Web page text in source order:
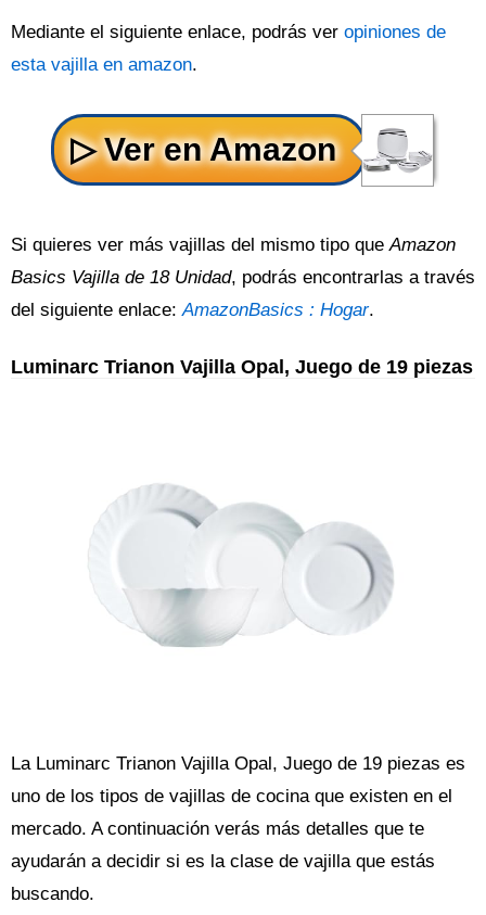
Mediante el siguiente enlace, podrás ver opiniones de
esta vajilla en amazon.
Si quieres ver más vajillas del mismo tipo queAmazon
Basics Vajilla de 18 Unidad, podrás encontrarlas a través
del siguiente enlace:AmazonBasics : Hogar.
Luminarc Trianon Vajilla Opal, Juego de 19 piezas
La Luminarc Trianon Vajilla Opal, Juego de 19 piezas es
uno de los tipos de vajillas de cocina que existen en el
mercado. A continuación verás más detalles que te
ayudarán a decidir si es la clase de vajilla que estás
buscando.